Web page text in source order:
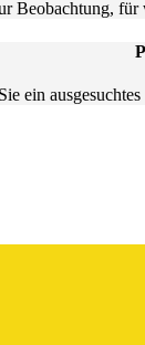
Beobachtung,
ein